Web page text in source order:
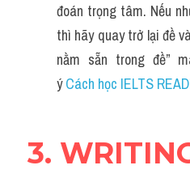
đoán trọng tâm. Nếu
thì hãy quay trở lại đề
nằm sẵn trong đề”
ý Cách học IELTS
3.